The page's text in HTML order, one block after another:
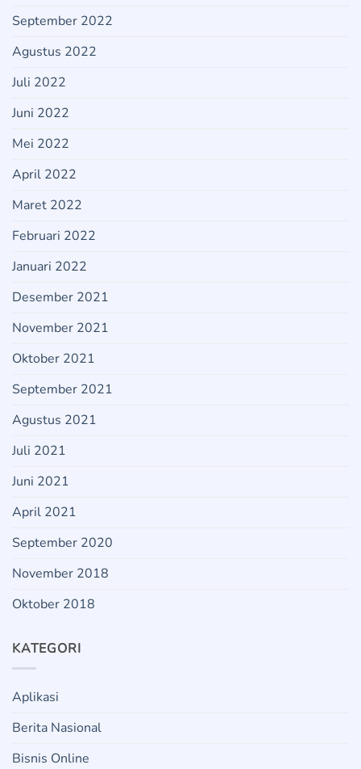
September 2022
Agustus 2022
Juli 2022
Juni 2022
Mei 2022
April 2022
Maret 2022
Februari 2022
Januari 2022
Desember 2021
November 2021
Oktober 2021
September 2021
Agustus 2021
Juli 2021
Juni 2021
April 2021
September 2020
November 2018
Oktober 2018
KATEGORI
Aplikasi
Berita Nasional
Bisnis Online